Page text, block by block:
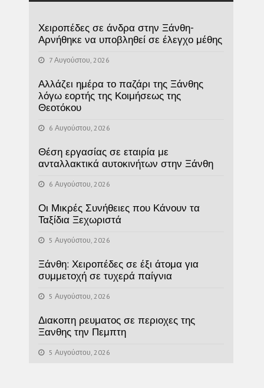
Χειροπέδες σε άνδρα στην Ξάνθη-
Αρνήθηκε να υποβληθεί σε έλεγχο μέθης
7 Αυγούστου, 2026
Αλλάζει ημέρα το παζάρι της Ξάνθης
λόγω εορτής της Κοιμήσεως της
Θεοτόκου
6 Αυγούστου, 2026
Θέση εργασίας σε εταιρία με
ανταλλακτικά αυτοκινήτων στην Ξάνθη
6 Αυγούστου, 2026
Οι Μικρές Συνήθειες που Κάνουν τα
Ταξίδια Ξεχωριστά
5 Αυγούστου, 2026
Ξάνθη: Χειροπέδες σε έξι άτομα για
συμμετοχή σε τυχερά παίγνια
5 Αυγούστου, 2026
Διακοπη ρευματος σε περιοχες της
Ξανθης την Πεμπτη
5 Αυγούστου, 2026